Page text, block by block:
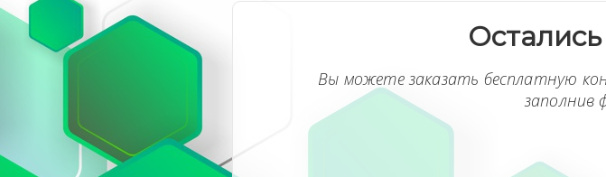
Вы можете заказать бесплатную
заполнив